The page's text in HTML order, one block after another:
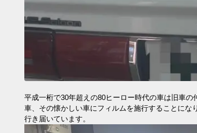
平成一桁で30年超えの80ヒーロー時代の車は旧車
車、その懐かしい車にフィルムを施行することに
行き届いています。